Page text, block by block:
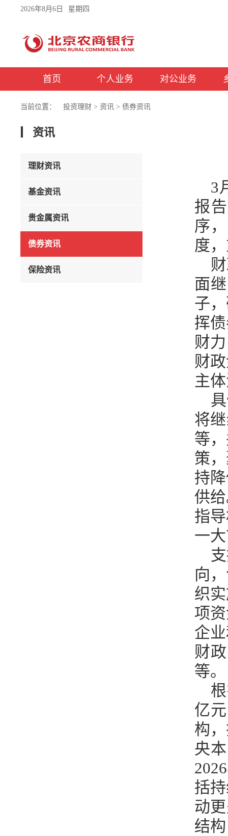
2026年8月6日 星期四
首页 个人业务 对公业务
当前位置： 投资理财 > 资讯 > 债券资讯
资讯
理财资讯
基金资讯
贵金属资讯
债券资讯
保险资讯
3
报
序
度
面
子
挥
财
财
主
将
等
策
持
供
指
一
向
织
项
企
财
等。
亿
构
央
括
动
结